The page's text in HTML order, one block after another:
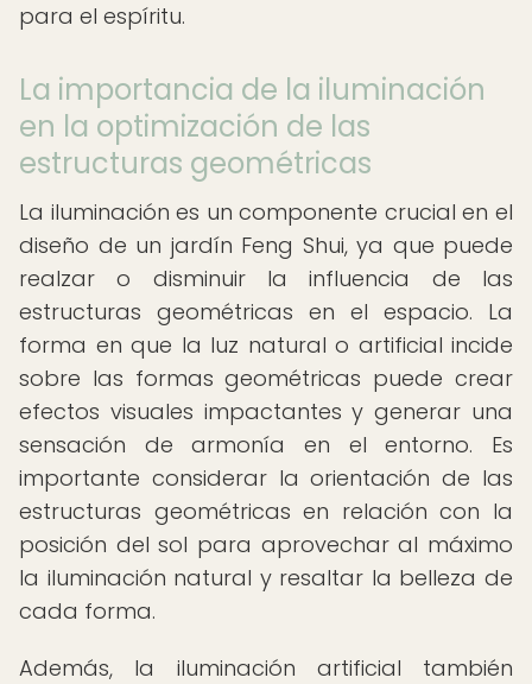
para el espíritu.
La importancia de la iluminación
en la optimización de las
estructuras geométricas
La iluminación es un componente crucial en el
diseño de un jardín Feng Shui, ya que puede
realzar o disminuir la influencia de las
estructuras geométricas en el espacio. La
forma en que la luz natural o artificial incide
sobre las formas geométricas puede crear
efectos visuales impactantes y generar una
sensación de armonía en el entorno. Es
importante considerar la orientación de las
estructuras geométricas en relación con la
posición del sol para aprovechar al máximo
la iluminación natural y resaltar la belleza de
cada forma.
Además, la iluminación artificial también